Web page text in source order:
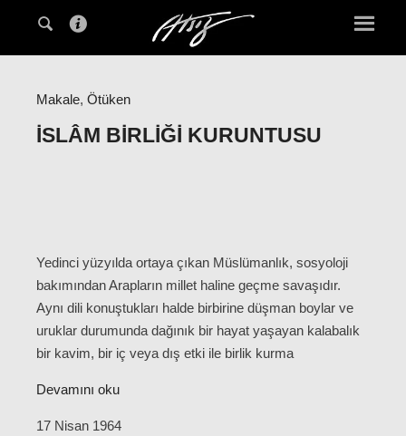
Makale, Ötüken
İSLÂM BIRLIĞI KURUNTUSU
Yedinci yüzyılda ortaya çıkan Müslümanlık, sosyoloji
bakımından Arapların millet haline geçme savaşıdır.
Aynı dili konuştukları halde birbirine düşman boylar ve
uruklar durumunda dağınık bir hayat yaşayan kalabalık
bir kavim, bir iç veya dış etki ile birlik kurma
Devamını oku
17 Nisan 1964